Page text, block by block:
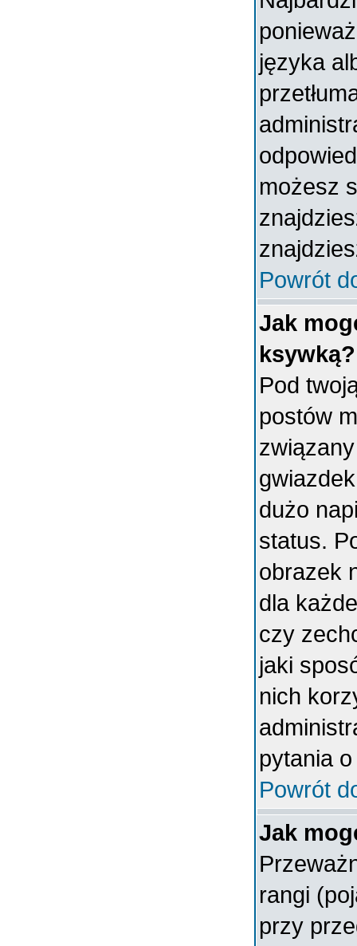
języka
możesz
Powrót
Jak
ksywką?
Pod
postów
dużo
status.
obrazek
dla
czy
jaki
nich
pytania
Powrót
Jak
rangi
przy